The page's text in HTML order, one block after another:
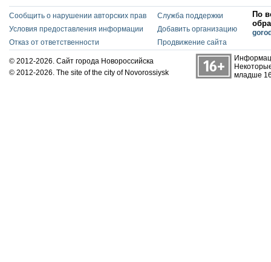
Сообщить о нарушении авторских прав
Условия предоставления информации
Отказ от ответственности
Служба поддержки
Добавить организацию
Продвижение сайта
По
© 2012-2026. Сайт города Новороссийска
© 2012-2026. The site of the city of Novorossiysk
младше